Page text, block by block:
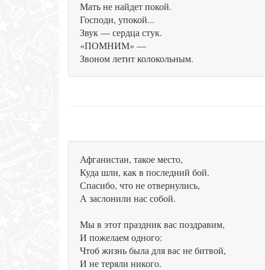
Мать не найдет покой.
Господи, упокой...
Звук — сердца стук.
«ПОМНИМ» —
Звоном летит колокольным.
Афганистан, такое место,
Куда шли, как в последний бой.
Спасибо, что не отвернулись,
А заслонили нас собой.
Мы в этот праздник вас поздравим,
И пожелаем одного:
Чтоб жизнь была для вас не битвой,
И не теряли никого.